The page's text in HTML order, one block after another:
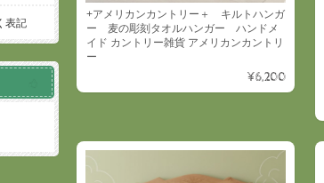
+アメリカンカントリー＋ キルトハンガ
ー 麦の彫刻タオルハンガー ハンドメ
イド カントリー雑貨 アメリカンカントリ
ー
¥6,200
表記